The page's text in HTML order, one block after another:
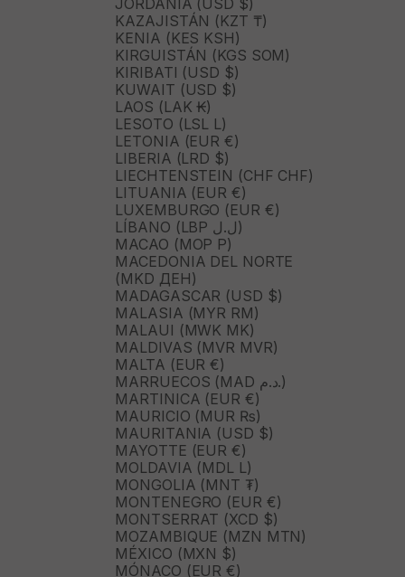
JORDANIA (USD $)
KAZAJISTÁN (KZT ₸)
KENIA (KES KSH)
KIRGUISTÁN (KGS SOM)
KIRIBATI (USD $)
KUWAIT (USD $)
LAOS (LAK ₭)
LESOTO (LSL L)
LETONIA (EUR €)
LIBERIA (LRD $)
LIECHTENSTEIN (CHF CHF)
LITUANIA (EUR €)
LUXEMBURGO (EUR €)
LÍBANO (LBP ل.ل)
MACAO (MOP P)
MACEDONIA DEL NORTE
(MKD ДЕН)
MADAGASCAR (USD $)
MALASIA (MYR RM)
MALAUI (MWK MK)
MALDIVAS (MVR MVR)
MALTA (EUR €)
MARRUECOS (MAD د.م.)
MARTINICA (EUR €)
MAURICIO (MUR ₨)
MAURITANIA (USD $)
MAYOTTE (EUR €)
MOLDAVIA (MDL L)
MONGOLIA (MNT ₮)
MONTENEGRO (EUR €)
MONTSERRAT (XCD $)
MOZAMBIQUE (MZN MTN)
MÉXICO (MXN $)
MÓNACO (EUR €)